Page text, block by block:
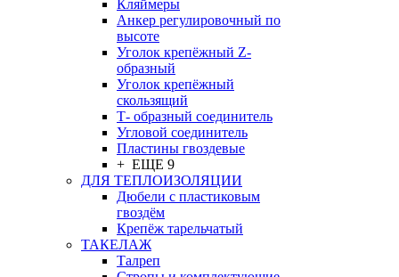
Кляймеры
Анкер регулировочный по
высоте
Уголок крепёжный Z-
образный
Уголок крепёжный
скользящий
Т- образный соединитель
Угловой соединитель
Пластины гвоздевые
+ ЕЩЕ 9
ДЛЯ ТЕПЛОИЗОЛЯЦИИ
Дюбели с пластиковым
гвоздём
Крепёж тарельчатый
ТАКЕЛАЖ
Талреп